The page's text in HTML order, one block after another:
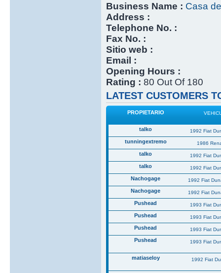
Business Name : Casa
Address :
Telephone No. :
Fax No. :
Sitio web :
Email :
Opening Hours :
Rating : 80 Out Of 180
LATEST CUSTOMERS
PROPIETARIO
talko 1992 Fiat
tunningextremo 1986
talko 1992 Fiat
talko 1992 Fiat
Nachogage 1992 Fiat
Nachogage 1992 Fiat
Pushead 1993 Fiat
Pushead 1993 Fiat
Pushead 1993 Fiat
Pushead 1993 Fiat
matiaseloy 1992 Fiat